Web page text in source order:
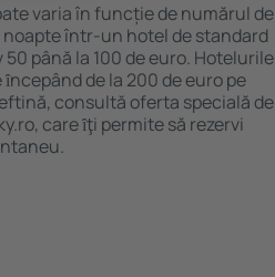
varia în funcție de numărul de
într-un hotel de standard
până la 100 de euro. Hotelurile
de la 200 de euro pe
consultă oferta specială de
care ȋţi permite să rezervi